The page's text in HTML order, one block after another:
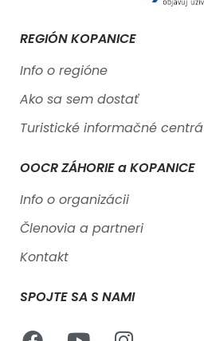
REGIÓN KOPANICE
Info o regióne
Ako sa sem dostať
Turistické informačné centrá
OOCR ZÁHORIE a KOPANICE
Info o organizácii
Členovia a partneri
Kontakt
SPOJTE SA S NAMI